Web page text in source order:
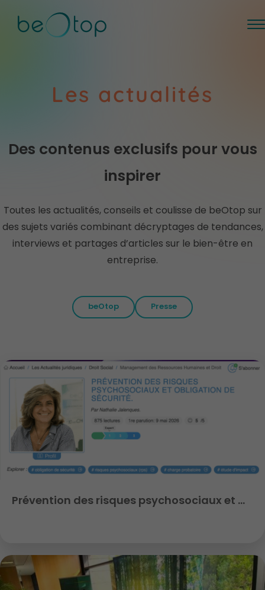
Les actualités
Des contenus exclusifs pour vous
inspirer
Toutes les actualités, conseils et coulisse de beOtop sur
des sujets variés combinant décryptages de tendances,
interviews et partages d’articles sur le bien-être en
entreprise.
beOtop Presse
Prévention des risques psychosociaux et …